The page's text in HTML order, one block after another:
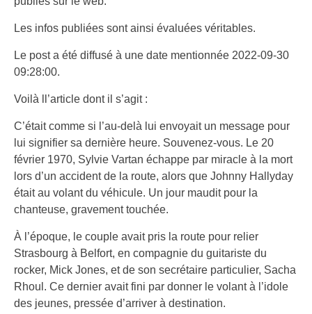
Les infos publiées sont ainsi évaluées véritables.
Le post a été diffusé à une date mentionnée 2022-09-30
09:28:00.
Voilà ll’article dont il s’agit :
C’était comme si l’au-delà lui envoyait un message pour
lui signifier sa dernière heure. Souvenez-vous. Le 20
février 1970, Sylvie Vartan échappe par miracle à la mort
lors d’un accident de la route, alors que Johnny Hallyday
était au volant du véhicule. Un jour maudit pour la
chanteuse, gravement touchée.
À l’époque, le couple avait pris la route pour relier
Strasbourg à Belfort, en compagnie du guitariste du
rocker, Mick Jones, et de son secrétaire particulier, Sacha
Rhoul. Ce dernier avait fini par donner le volant à l’idole
des jeunes, pressée d’arriver à destination.